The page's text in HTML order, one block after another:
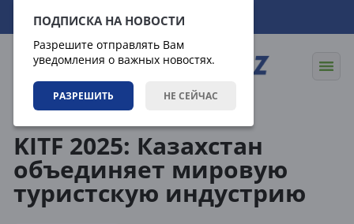
ПОДПИСКА НА НОВОСТИ
Разрешите отправлять Вам
уведомления о важных новостях.
РАЗРЕШИТЬ НЕ СЕЙЧАС
08.08.2026 22:37:42
KITF 2025: Казахстан
объединяет мировую
туристскую индустрию